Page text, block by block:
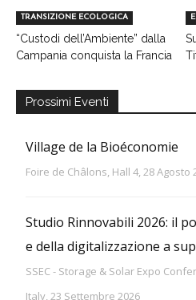
TRANSIZIONE ECOLOGICA
“Custodi dell’Ambiente” dalla
Campania conquista la Francia
Prossimi Eventi
Village de la Bioéconomie
Foire de Châlons, Hall 4, 28 Agosto
Studio Rinnovabili 2026: il
e della digitalizzazione a
SSEC - Storage & Solar Expo
Italy, 23 Settembre 2026